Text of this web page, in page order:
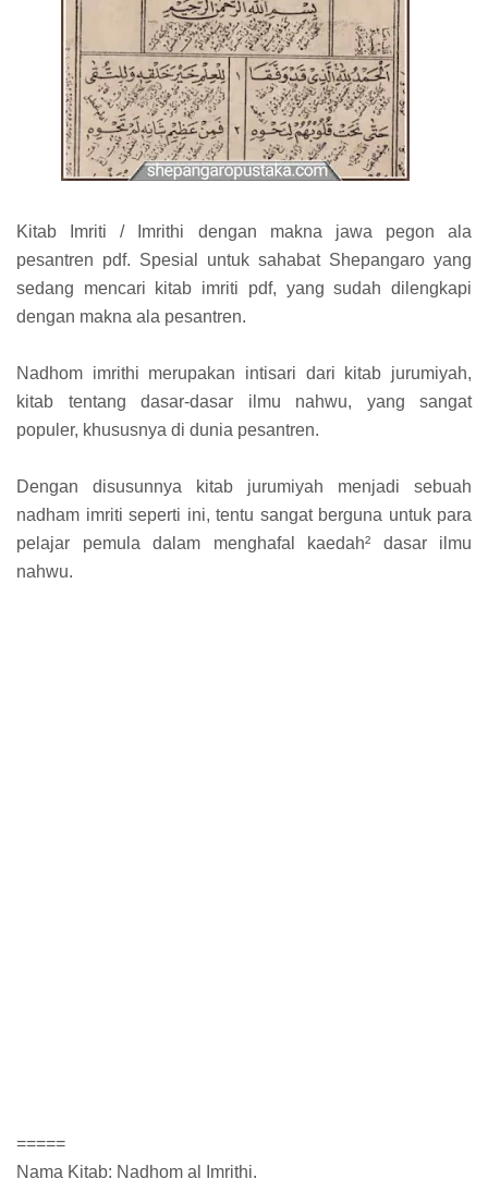
Kitab Imriti / Imrithi dengan makna jawa pegon ala
pesantren pdf. Spesial untuk sahabat Shepangaro yang
sedang mencari kitab imriti pdf, yang sudah dilengkapi
dengan makna ala pesantren.
Nadhom imrithi merupakan intisari dari kitab jurumiyah,
kitab tentang dasar-dasar ilmu nahwu, yang sangat
populer, khususnya di dunia pesantren.
Dengan disusunnya kitab jurumiyah menjadi sebuah
nadham imriti seperti ini, tentu sangat berguna untuk para
pelajar pemula dalam menghafal kaedah² dasar ilmu
nahwu.
=====
Nama Kitab: Nadhom al Imrithi.